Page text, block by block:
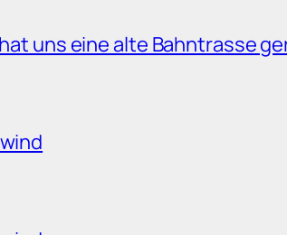
uns eine alte Bahntrasse